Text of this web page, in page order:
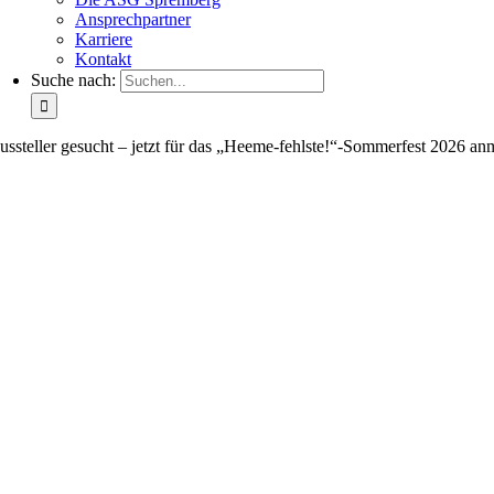
Ansprechpartner
Karriere
Kontakt
Suche nach:
gesucht – jetzt für das „Heeme-fehlste!“-Sommerfest 2026